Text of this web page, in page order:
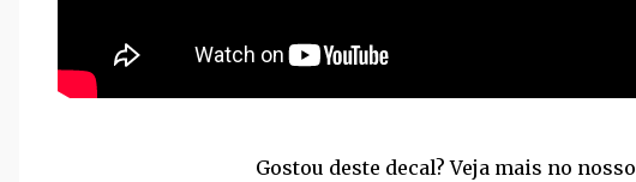
Gostou deste decal? Veja mais no nosso